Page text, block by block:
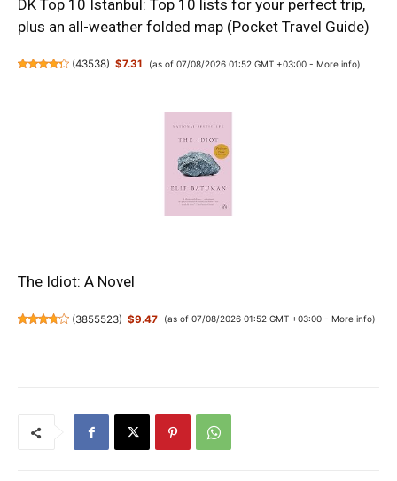
DK Top 10 Istanbul: Top 10 lists for your perfect trip,
plus an all-weather folded map (Pocket Travel Guide)
(43538) $7.31 (as of 07/08/2026 01:52 GMT +03:00 - More info)
The Idiot: A Novel
(3855523) $9.47 (as of 07/08/2026 01:52 GMT +03:00 - More info)